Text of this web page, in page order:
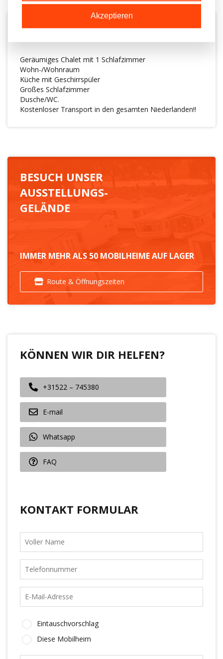
BESCHREIBUNG
Geräumiges Chalet mit 1 Schlafzimmer
Wohn-/Wohnraum
Küche mit Geschirrspüler
Großes Schlafzimmer
Dusche/WC.
Kostenloser Transport in den gesamten Niederlanden!!
BESUCH UNSER
AUSSTELLUNGS-
GELÄNDE
IMMER MEHR ALS 50 MOBILHEIME AUF LAGER
Route & Öffnungszeiten
KÖNNEN WIR DIR HELFEN?
+31522 – 745380
E-mail
Whatsapp
FAQ
KONTAKT FORMULAR
Eintauschvorschlag
Diese Mobilheim
Akzeptieren